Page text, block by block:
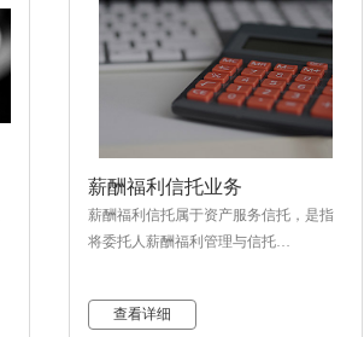
薪酬福利信托业务
薪酬福利信托属于资产服务信托，是指
将委托人薪酬福利管理与信托…
查看详细